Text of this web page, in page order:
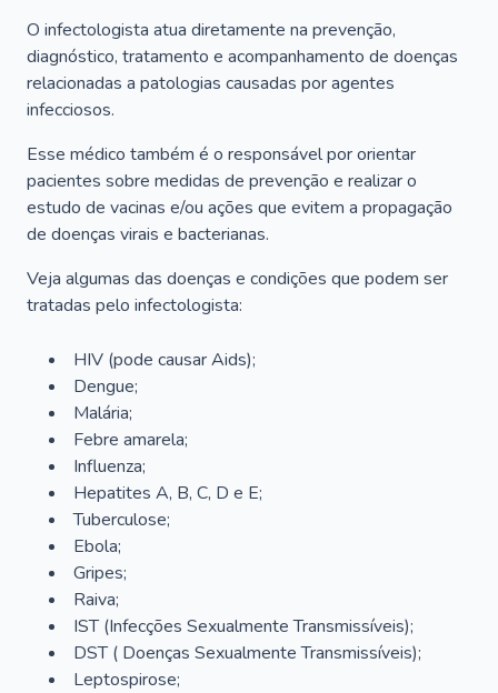
O infectologista atua diretamente na prevenção,
diagnóstico, tratamento e acompanhamento de doenças
relacionadas a patologias causadas por agentes
infecciosos.
Esse médico também é o responsável por orientar
pacientes sobre medidas de prevenção e realizar o
estudo de vacinas e/ou ações que evitem a propagação
de doenças virais e bacterianas.
Veja algumas das doenças e condições que podem ser
tratadas pelo infectologista:
HIV (pode causar Aids);
Dengue;
Malária;
Febre amarela;
Influenza;
Hepatites A, B, C, D e E;
Tuberculose;
Ebola;
Gripes;
Raiva;
IST (Infecções Sexualmente Transmissíveis);
DST ( Doenças Sexualmente Transmissíveis);
Leptospirose;